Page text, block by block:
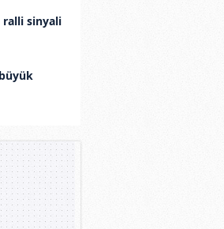
ralli sinyali